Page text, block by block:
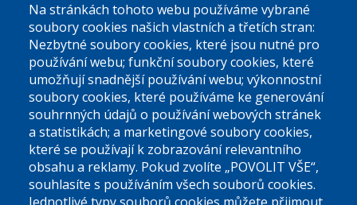
Celý den
OTEVŘENÁ ŠKOLNÍ
HŘIŠTĚ PRO VEŘEJNOST
2026
17. dubna 2026
pátek
Celý den
OTEVŘENÁ ŠKOLNÍ
HŘIŠTĚ PRO VEŘEJNOST
2026
18. dubna 2026
sobota
El. podatelna (bez el. podpisu):
podatelna@praha9.cz
Úřední dny:
Na stránkách tohoto webu používáme vybrané
soubory cookies našich vlastních a třetích stran:
Nezbytné soubory cookies, které jsou nutné pro
používání webu; funkční soubory cookies, které
umožňují snadnější používání webu; výkonnostní
soubory cookies, které používáme ke generování
souhrnných údajů o používání webových stránek
a statistikách; a marketingové soubory cookies,
které se používají k zobrazování relevantního
obsahu a reklamy. Pokud zvolíte „POVOLIT VŠE“,
souhlasíte s používáním všech souborů cookies.